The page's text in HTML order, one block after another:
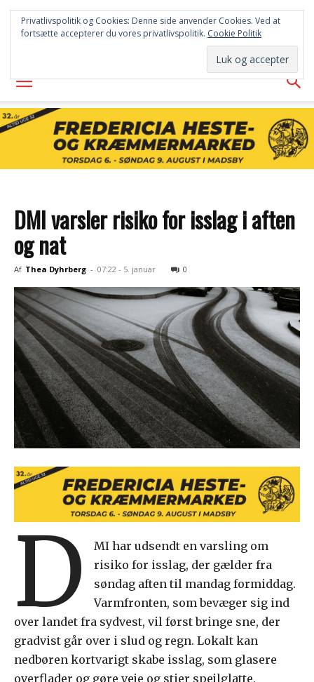
FREDERICIA
AVISEN
DMI varsler risiko for isslag i aften
og nat
Af Thea Dyhrberg - 07:22 - 5. januar 0
D
MI har udsendt en varsling om
risiko for isslag, der gælder fra
søndag aften til mandag formiddag.
Varmfronten, som bevæger sig ind
over landet fra sydvest, vil først bringe sne, der
gradvist går over i slud og regn. Lokalt kan
nedbøren kortvarigt skabe isslag, som glasere
overflader og gøre veje og stier spejlglatte.
Privatlivspolitik og Cookies: Denne side anvender Cookies. Ved at
fortsætte accepterer du vores privatlivspolitik. Cookie Politik